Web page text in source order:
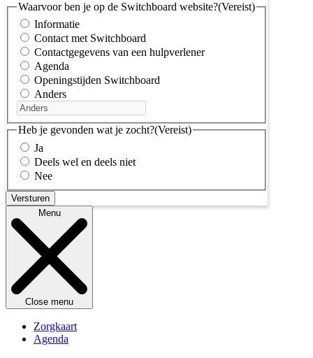
Waarvoor ben je op de Switchboard website?(Vereist)
Informatie
Contact met Switchboard
Contactgegevens van een hulpverlener
Agenda
Openingstijden Switchboard
Anders
Heb je gevonden wat je zocht?(Vereist)
Ja
Deels wel en deels niet
Nee
Menu
Close menu
Zorgkaart
Agenda